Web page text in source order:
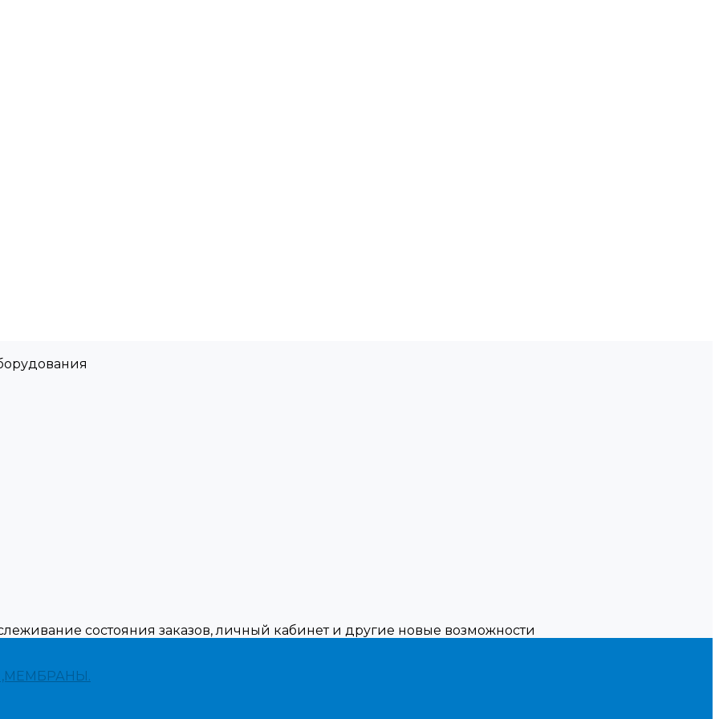
состояния заказов, личный кабинет и другие новые возможности